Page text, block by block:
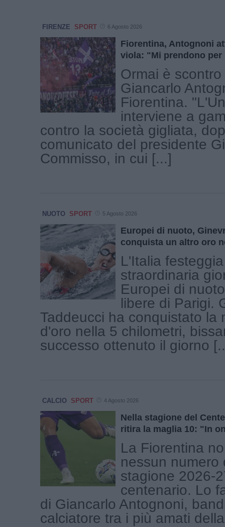
FIRENZE SPORT 6 Agosto 2026
Fiorentina, Antognoni
viola: "Mi prendono
Ormai è
Giancarlo
Fiorentina.
interviene a
contro la società gigliata,
comunicato del presidente
Commisso, in cui [...]
NUOTO SPORT 5 Agosto 2026
Europei di nuoto,
conquista un altro oro
L'Italia
straordinaria
Europei di
libere di Parigi.
Taddeucci ha conquistato la
d'oro nella 5 chilometri,
successo ottenuto il giorno
CALCIO SPORT 4 Agosto 2026
Nella stagione del
ritira la maglia 10: "In
La Fiorentina
nessun numero
stagione 2026-
centenario. Lo
di Giancarlo Antognoni,
calciatore tra i più amati